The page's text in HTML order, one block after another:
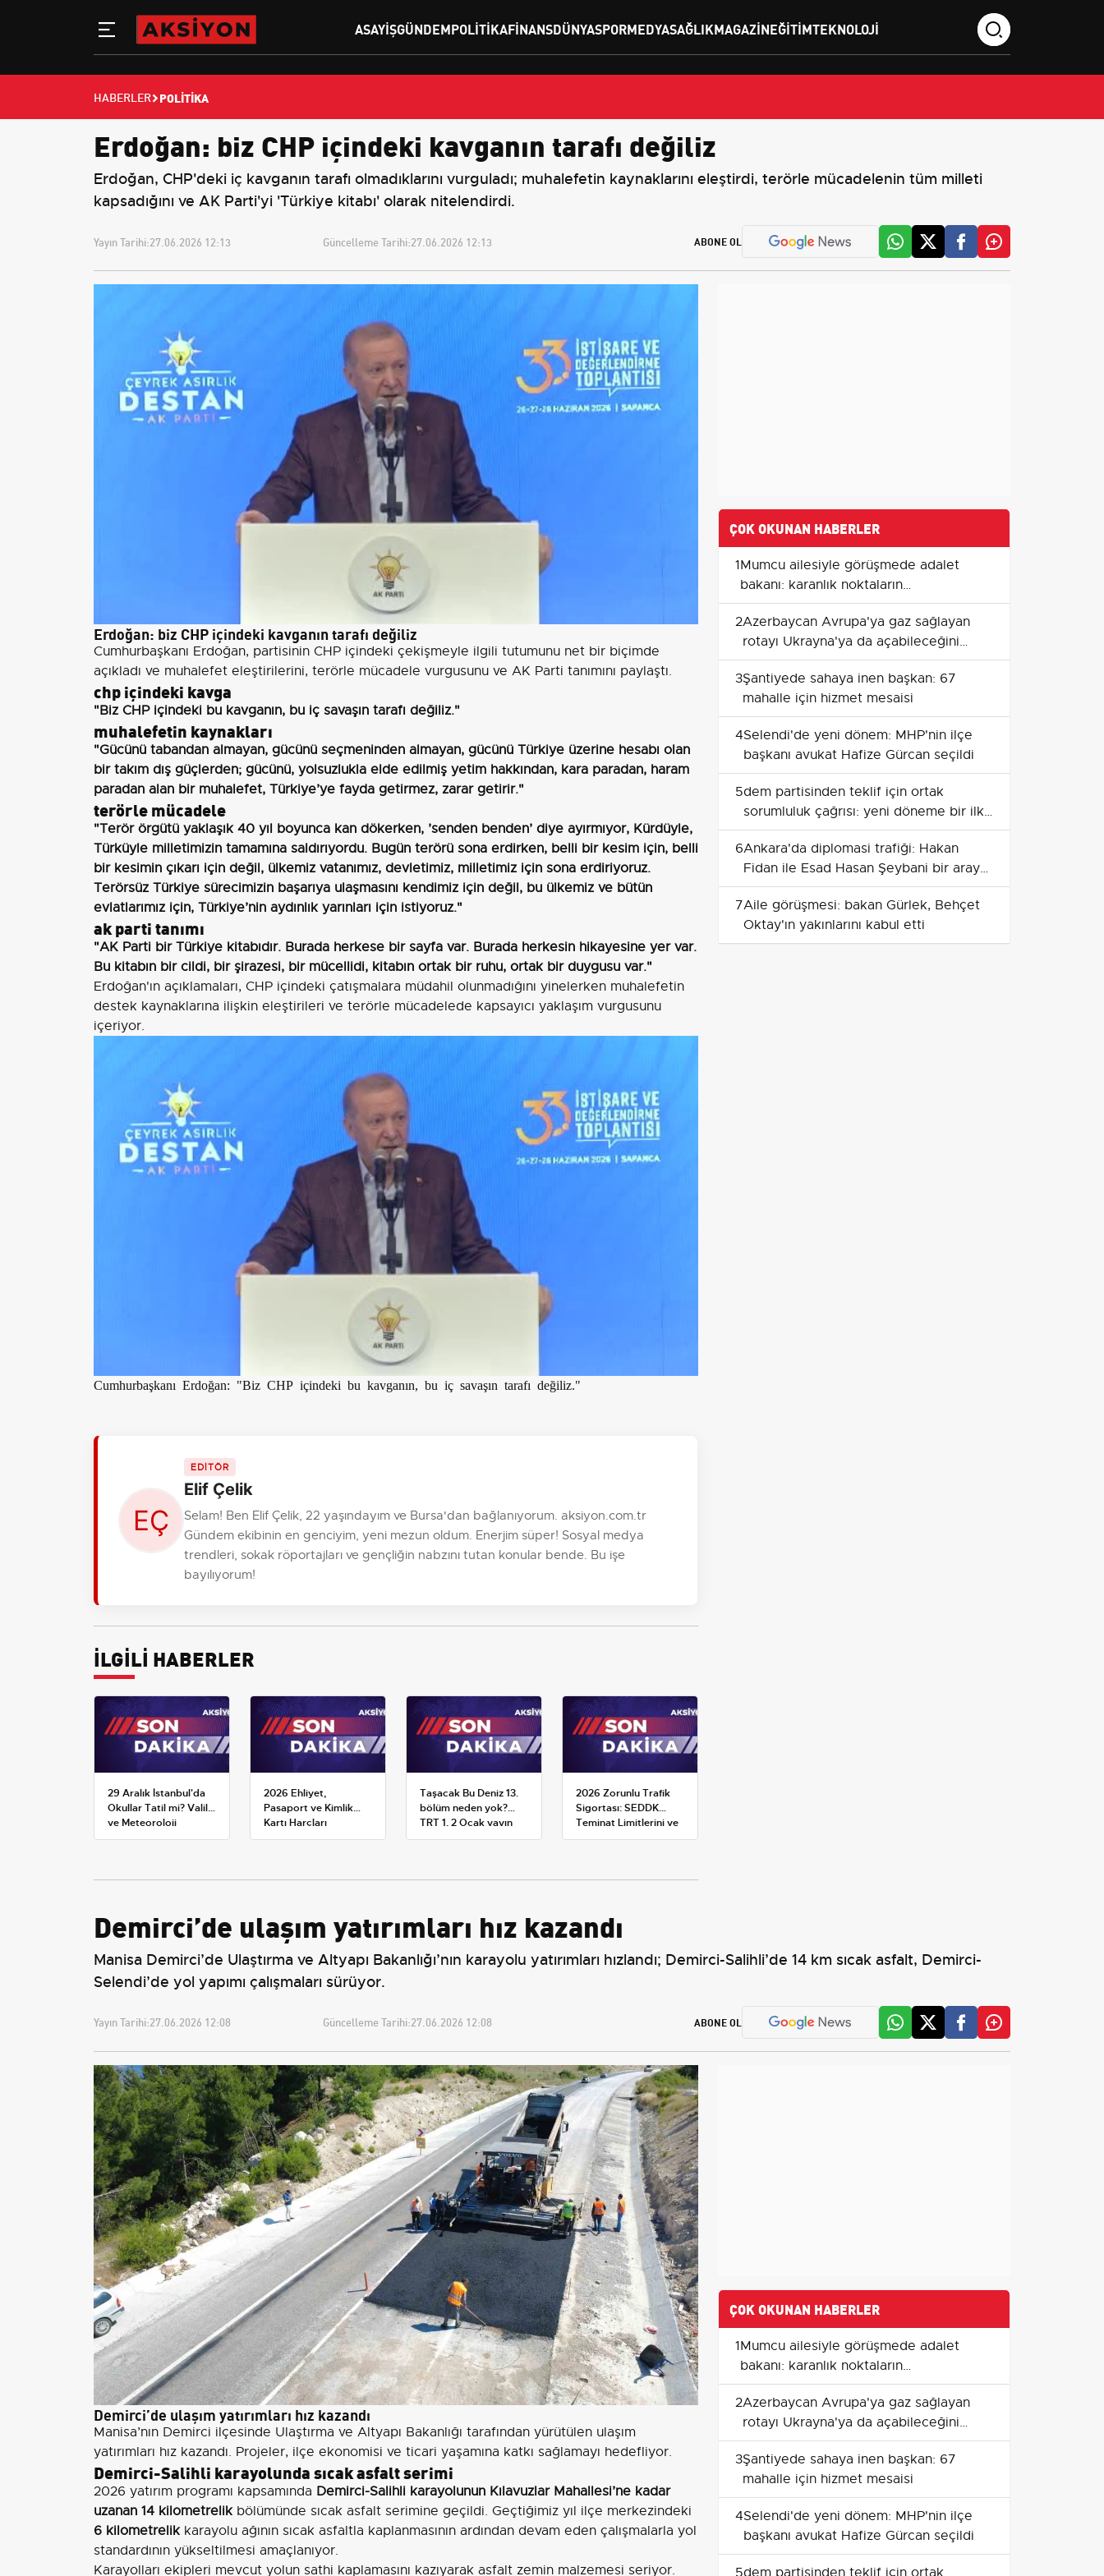
ASAYIŞGÜNDEMPOLITIKAFINANSDÜNYASPORMEDYASAĞLIKMAGAZINEĞITIMTEKNOLOJI
HABERLER POLITIKA
Erdoğan: biz CHP içindeki kavganın tarafı değiliz
Erdoğan, CHP'deki iç kavganın tarafı olmadıklarını vurguladı; muhalefetin kaynaklarını eleştirdi, terörle mücadelenin tüm milleti
kapsadığını ve AK Parti'yi 'Türkiye kitabı' olarak nitelendirdi.
Yayın Tarihi:27.06.2026 12:13 Güncelleme Tarihi:27.06.2026 12:13 ABONE OL
Erdoğan: biz CHP içindeki kavganın tarafı değiliz
Cumhurbaşkanı Erdoğan, partisinin CHP içindeki çekişmeyle ilgili tutumunu net bir biçimde
açıkladı ve muhalefet eleştirilerini, terörle mücadele vurgusunu ve AK Parti tanımını paylaştı.
chp içindeki kavga
"Biz CHP içindeki bu kavganın, bu iç savaşın tarafı değiliz."
muhalefetin kaynakları
"Gücünü tabandan almayan, gücünü seçmeninden almayan, gücünü Türkiye üzerine hesabı olan
bir takım dış güçlerden; gücünü, yolsuzlukla elde edilmiş yetim hakkından, kara paradan, haram
paradan alan bir muhalefet, Türkiye’ye fayda getirmez, zarar getirir."
terörle mücadele
"Terör örgütü yaklaşık 40 yıl boyunca kan dökerken, ’senden benden’ diye ayırmıyor, Kürdüyle,
Türküyle milletimizin tamamına saldırıyordu. Bugün terörü sona erdirken, belli bir kesim için, belli
bir kesimin çıkarı için değil, ülkemiz vatanımız, devletimiz, milletimiz için sona erdiriyoruz.
Terörsüz Türkiye sürecimizin başarıya ulaşmasını kendimiz için değil, bu ülkemiz ve bütün
evlatlarımız için, Türkiye’nin aydınlık yarınları için istiyoruz."
ak parti tanımı
"AK Parti bir Türkiye kitabıdır. Burada herkese bir sayfa var. Burada herkesin hikayesine yer var.
Bu kitabın bir cildi, bir şirazesi, bir mücellidi, kitabın ortak bir ruhu, ortak bir duygusu var."
Erdoğan'ın açıklamaları, CHP içindeki çatışmalara müdahil olunmadığını yinelerken muhalefetin
destek kaynaklarına ilişkin eleştirileri ve terörle mücadelede kapsayıcı yaklaşım vurgusunu
içeriyor.
Cumhurbaşkanı Erdoğan: "Biz CHP içindeki bu kavganın, bu iç savaşın tarafı değiliz."
EDİTÖR
Elif Çelik
Selam! Ben Elif Çelik, 22 yaşındayım ve Bursa'dan bağlanıyorum. aksiyon.com.tr
Gündem ekibinin en genciyim, yeni mezun oldum. Enerjim süper! Sosyal medya
trendleri, sokak röportajları ve gençliğin nabzını tutan konular bende. Bu işe
bayılıyorum!
İLGİLİ HABERLER
29 Aralık İstanbul'da
Okullar Tatil mi? Valilik
ve Meteoroloji
Açıklamaları
2026 Ehliyet,
Pasaport ve Kimlik
Kartı Harçları
Resmileşti: Yeni
Taşacak Bu Deniz 13.
bölüm neden yok?
TRT 1, 2 Ocak yayın
planını değiştirdi
2026 Zorunlu Trafik
Sigortası: SEDDK
Teminat Limitlerini ve
Çoklu Araç Tarifesini
ÇOK OKUNAN HABERLER
1Mumcu ailesiyle görüşmede adalet
bakanı: karanlık noktaların
aydınlatılacağı sözü
2Azerbaycan Avrupa'ya gaz sağlayan
rotayı Ukrayna'ya da açabileceğini
söyledi
3Şantiyede sahaya inen başkan: 67
mahalle için hizmet mesaisi
4Selendi'de yeni dönem: MHP'nin ilçe
başkanı avukat Hafize Gürcan seçildi
5dem partisinden teklif için ortak
sorumluluk çağrısı: yeni döneme bir ilk
adım
6Ankara'da diplomasi trafiği: Hakan
Fidan ile Esad Hasan Şeybani bir araya
geldi
7Aile görüşmesi: bakan Gürlek, Behçet
Oktay'ın yakınlarını kabul etti
Demirci’de ulaşım yatırımları hız kazandı
Manisa Demirci’de Ulaştırma ve Altyapı Bakanlığı’nın karayolu yatırımları hızlandı; Demirci-Salihli’de 14 km sıcak asfalt, Demirci-
Selendi’de yol yapımı çalışmaları sürüyor.
Yayın Tarihi:27.06.2026 12:08 Güncelleme Tarihi:27.06.2026 12:08 ABONE OL
Demirci’de ulaşım yatırımları hız kazandı
Manisa’nın Demirci ilçesinde Ulaştırma ve Altyapı Bakanlığı tarafından yürütülen ulaşım
yatırımları hız kazandı. Projeler, ilçe ekonomisi ve ticari yaşamına katkı sağlamayı hedefliyor.
Demirci-Salihli karayolunda sıcak asfalt serimi
2026 yatırım programı kapsamında Demirci-Salihli karayolunun Kılavuzlar Mahallesi’ne kadar
uzanan 14 kilometrelikbölümünde sıcak asfalt serimine geçildi. Geçtiğimiz yıl ilçe merkezindeki
6 kilometrelikkarayolu ağının sıcak asfaltla kaplanmasının ardından devam eden çalışmalarla yol
standardının yükseltilmesi amaçlanıyor.
Karayolları ekipleri mevcut yolun sathi kaplamasını kazıyarak asfalt zemin malzemesi seriyor.
ÇOK OKUNAN HABERLER
1Mumcu ailesiyle görüşmede adalet
bakanı: karanlık noktaların
aydınlatılacağı sözü
2Azerbaycan Avrupa'ya gaz sağlayan
rotayı Ukrayna'ya da açabileceğini
söyledi
3Şantiyede sahaya inen başkan: 67
mahalle için hizmet mesaisi
4Selendi'de yeni dönem: MHP'nin ilçe
başkanı avukat Hafize Gürcan seçildi
5dem partisinden teklif için ortak